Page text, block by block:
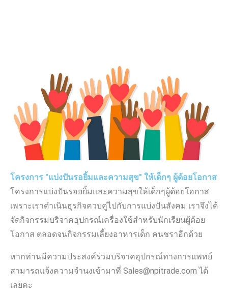
โครงการ "แบ่งปันรอยิ้มและความสุข" ให้เด็กๆ ผู้ด้อยโอกาส
โครงการแบ่งปันรอยยิ้มและความสุขให้เด็กๆผู้ด้อยโอกาส
เพราะเราดำเนินธุรกิจควบคู่ไปกับการแบ่งปันสังคม เราจึงได้
จัดกิจกรรมบริจาคอุปกรณ์เครื่องใช้สำหรับนักเรียนผู้ด้อย
โอกาส ตลอดจนกิจกรรมเลี้ยงอาหารเด็ก คนชราอีกด้วย
หากท่านมีความประสงค์ร่วมบริจาคอุปกรณ์ทางการแพทย์
สามารถแจ้งความจำนงเข้ามาที่ Sales@npitrade.com ได้
เลยคะ